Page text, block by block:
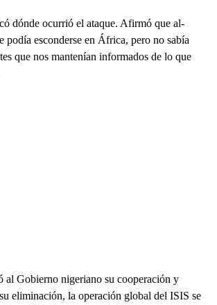
dónde ocurrió el ataque. Afirmó que al-
podía esconderse en África, pero no sabía
que nos mantenían informados de lo que
al Gobierno nigeriano su cooperación y
eliminación, la operación global del ISIS se